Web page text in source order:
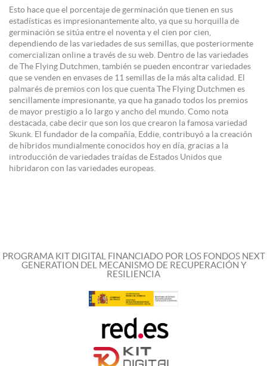
Esto hace que el porcentaje de germinación que tienen en sus
estadísticas es impresionantemente alto, ya que su horquilla de
germinación se sitúa entre el noventa y el cien por cien,
dependiendo de las variedades de sus semillas, que posteriormente
comercializan online a través de su web. Dentro de las variedades
de The Flying Dutchmen, también se pueden encontrar variedades
que se venden en envases de 11 semillas de la más alta calidad. El
palmarés de premios con los que cuenta The Flying Dutchmen es
sencillamente impresionante, ya que ha ganado todos los premios
de mayor prestigio a lo largo y ancho del mundo. Como nota
destacada, cabe decir que son los que crearon la famosa variedad
Skunk. El fundador de la compañía, Eddie, contribuyó a la creación
de híbridos mundialmente conocidos hoy en día, gracias a la
introducción de variedades traídas de Estados Unidos que
hibridaron con las variedades europeas.
PROGRAMA KIT DIGITAL FINANCIADO POR LOS FONDOS NEXT
GENERATION DEL MECANISMO DE RECUPERACIÓN Y
RESILIENCIA